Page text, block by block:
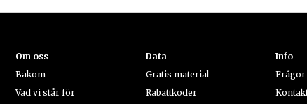
Om oss
Bakom
Vad vi står för
Data
Gratis material
Rabattkoder
Info
Frågor